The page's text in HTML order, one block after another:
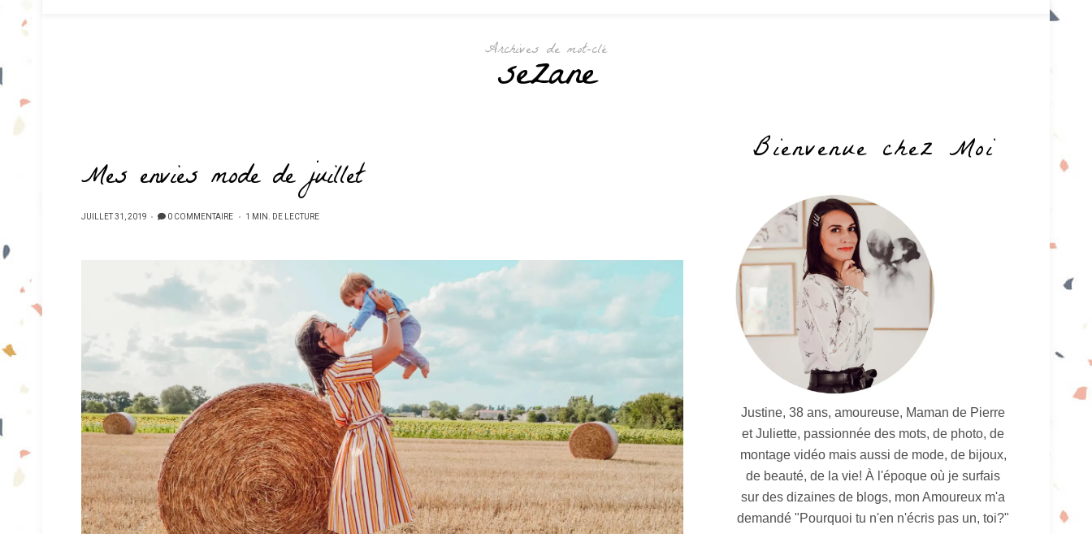
Archives de mot-clé
sezane
Mes envies mode de juillet
PUBLIÉ
JUILLET 31, 2019 0 COMMENTAIRE 1 MIN. DE LECTURE
Bienvenue chez Moi
Justine, 38 ans, amoureuse, Maman de Pierre
et Juliette, passionnée des mots, de photo, de
montage vidéo mais aussi de mode, de bijoux,
de beauté, de la vie! À l'époque où je surfais
sur des dizaines de blogs, mon Amoureux m'a
demandé "Pourquoi tu n'en n'écris pas un, toi?"